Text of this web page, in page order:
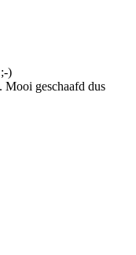
)
geschaafd dus